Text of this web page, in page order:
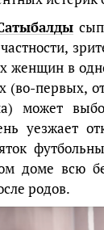
женщин в
первых,
может
уезжает
всю
родов.